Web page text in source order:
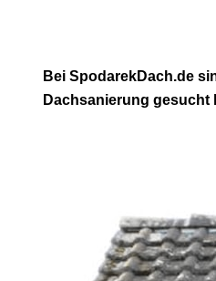
Bei SpodarekDach.de
Dachsanierung gesucht